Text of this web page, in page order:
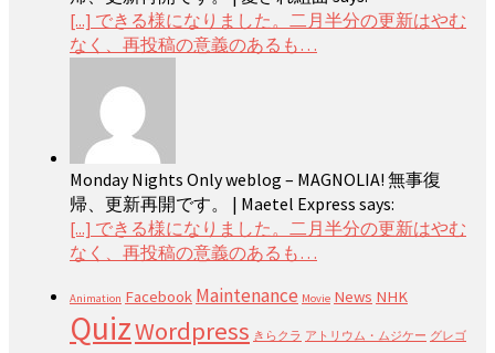
[...] できる様になりました。二月半分の更新はやむ
なく、再投稿の意義のあるも…
Monday Nights Only weblog – MAGNOLIA! 無事復
帰、更新再開です。 | Maetel Express says:
[...] できる様になりました。二月半分の更新はやむ
なく、再投稿の意義のあるも…
Animation Facebook Maintenance Movie News NHK
QuizWordpress きらクラ アトリウム・ムジケー グレゴ